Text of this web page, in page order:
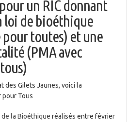
un RIC donnant
loi de bioéthique
toutes) et une
(PMA avec
des Gilets Jaunes, voici la
pour Tous
la Bioéthique réalisés entre février